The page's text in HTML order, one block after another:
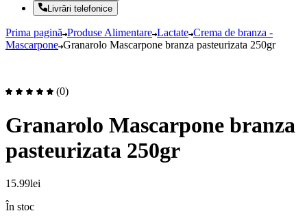
Livrări telefonice
Prima pagină Produse Alimentare Lactate Crema de branza -
Mascarpone Granarolo Mascarpone branza pasteurizata 250gr
(0)
Granarolo Mascarpone branza
pasteurizata 250gr
15.99lei
În stoc